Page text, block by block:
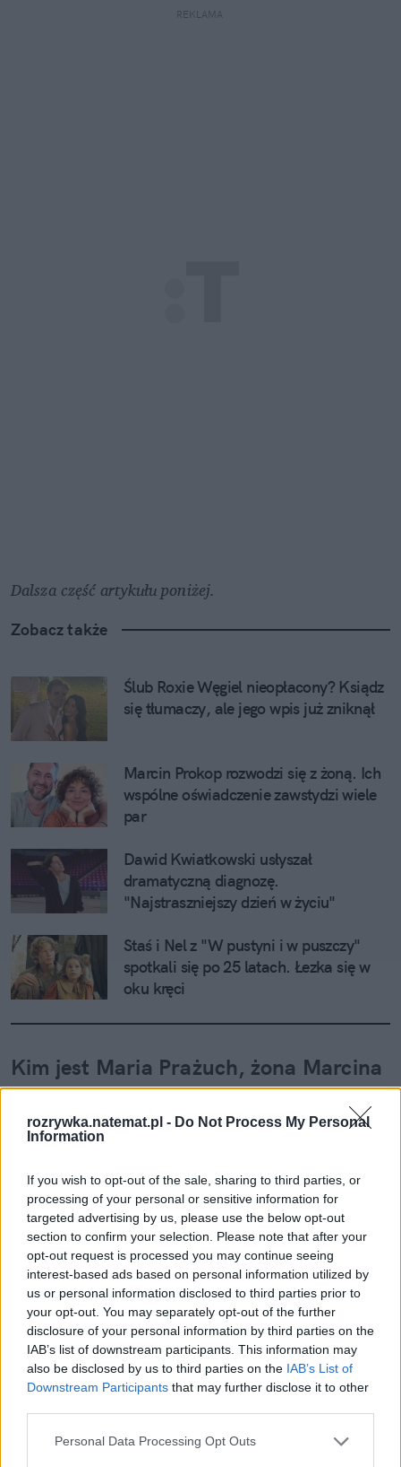
rozrywka.natemat.pl - Do Not Process My Personal
Information
If you wish to opt-out of the sale, sharing to third parties, or
processing of your personal or sensitive information for
targeted advertising by us, please use the below opt-out
section to confirm your selection. Please note that after your
opt-out request is processed you may continue seeing
interest-based ads based on personal information utilized by
us or personal information disclosed to third parties prior to
your opt-out. You may separately opt-out of the further
disclosure of your personal information by third parties on the
IAB’s list of downstream participants. This information may
also be disclosed by us to third parties on the IAB’s List of
Downstream Participants that may further disclose it to other
Personal Data Processing Opt Outs
REKLAMA
Dalsza część artykułu poniżej.
Zobacz także
Ślub Roxie Węgiel nieopłacony? Ksiądz
się tłumaczy, ale jego wpis już zniknął
Marcin Prokop rozwodzi się z żoną. Ich
wspólne oświadczenie zawstydzi wiele
par
Dawid Kwiatkowski usłyszał
dramatyczną diagnozę.
"Najstraszniejszy dzień w życiu"
Staś i Nel z "W pustyni i w puszczy"
spotkali się po 25 latach. Łezka się w
oku kręci
Kim jest Maria Prażuch, żona Marcina
Prokopa?
Maria Prażuch-Prokop i Marcin Prokop byli razem
znajomych, a w 2006 roku doczekali się córki Zofii
Żona dziennikarza przez lata pozostawała poza
światłem reflektorów. Konsekwentnie unikała
rozgłosu i rzadko pojawiała się publicznie.
Zawodowo zajmuje się jogą i nauką
świadomego oddechu. Zanim jednak całkowicie
zmieniła swoją ścieżkę zawodową i została
certyfikowaną trenerką, przez 15 lat pracowała w
marketingu korporacyjnym.
półmaraton, podczas którego z powodu stresu i